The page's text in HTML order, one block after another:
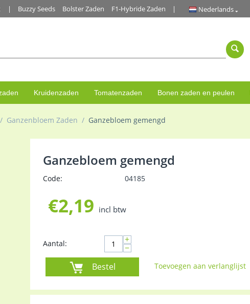
Buzzy Seeds Bolster Zaden F1-Hybride Zaden Nederlands
Kruidenzaden Tomatenzaden Bonen zaden en peulen
/ Ganzenbloem Zaden / Ganzebloem gemengd
Ganzebloem gemengd
Code: 04185
€2,19 incl btw
Aantal: +
−
Bestel
Toevoegen aan verlanglijst